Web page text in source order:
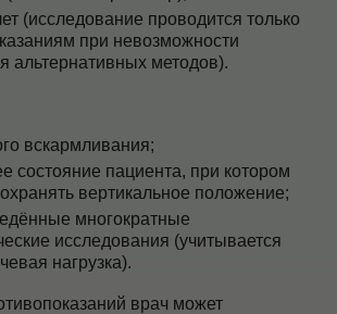
(исследование проводится только
при невозможности
альтернативных методов).
вскармливания;
состояние пациента, при котором
вертикальное положение;
многократные
исследования (учитывается
нагрузка).
врач может